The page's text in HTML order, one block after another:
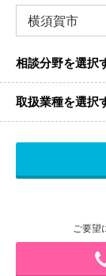
相談分野を選択
取扱業種を選択
ご要望